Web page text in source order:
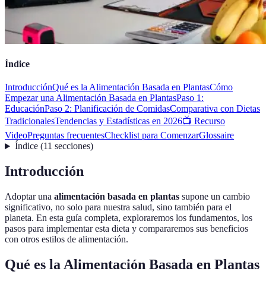
Índice
IntroducciónQué es la Alimentación Basada en PlantasCómo
Empezar una Alimentación Basada en PlantasPaso 1:
EducaciónPaso 2: Planificación de ComidasComparativa con Dietas
TradicionalesTendencias y Estadísticas en 2026📺 Recurso
VideoPreguntas frecuentesChecklist para ComenzarGlossaire
Índice(11 secciones)
Introducción
Adoptar una alimentación basada en plantas supone un cambio
significativo, no solo para nuestra salud, sino también para el
planeta. En esta guía completa, exploraremos los fundamentos, los
pasos para implementar esta dieta y compararemos sus beneficios
con otros estilos de alimentación.
Qué es la Alimentación Basada en Plantas